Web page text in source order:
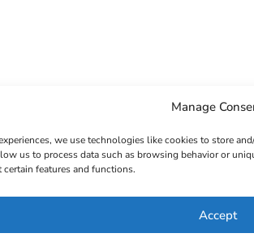
Manage
we use technologies like cookies to store
us to process data such as browsing behavior or
certain features and functions.
Accept